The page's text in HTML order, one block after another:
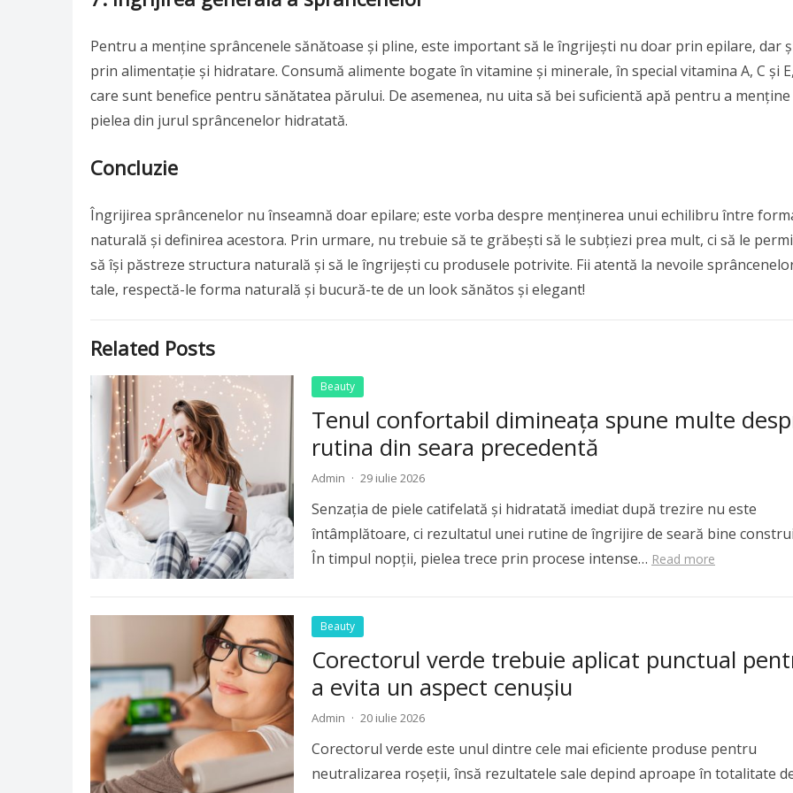
Pentru a menține sprâncenele sănătoase și pline, este important să le îngrijești nu doar prin epilare, dar
prin alimentație și hidratare. Consumă alimente bogate în vitamine și minerale, în special vitamina A, C și E,
care sunt benefice pentru sănătatea părului. De asemenea, nu uita să bei suficientă apă pentru a menține
pielea din jurul sprâncenelor hidratată.
Concluzie
Îngrijirea sprâncenelor nu înseamnă doar epilare; este vorba despre menținerea unui echilibru între
naturală și definirea acestora. Prin urmare, nu trebuie să te grăbești să le subțiezi prea mult, ci să le
să își păstreze structura naturală și să le îngrijești cu produsele potrivite. Fii atentă la nevoile
tale, respectă-le forma naturală și bucură-te de un look sănătos și elegant!
Related Posts
Beauty
Tenul confortabil dimineața spune multe
rutina din seara precedentă
Admin · 29 iulie 2026
Senzația de piele catifelată și hidratată imediat după trezire nu este
întâmplătoare, ci rezultatul unei rutine de îngrijire de seară bine
În timpul nopții, pielea trece prin procese intense… Read more
Beauty
Corectorul verde trebuie aplicat punctual
a evita un aspect cenușiu
Admin · 20 iulie 2026
Corectorul verde este unul dintre cele mai eficiente produse pentru
neutralizarea roșeții, însă rezultatele sale depind aproape în totalitate